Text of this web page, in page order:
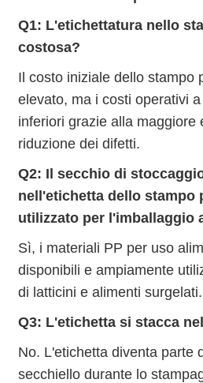
Q1: L'etichettatura nello
costosa?
Il costo iniziale dello stampo
elevato, ma i costi operativi
inferiori grazie alla maggiore
riduzione dei difetti.
Q2: Il secchio di
nell'etichetta dello stampo
utilizzato per l'imballaggio
Sì, i materiali PP per uso
disponibili e ampiamente
di latticini e alimenti surgelati.
Q3: L'etichetta si stacca
No. L'etichetta diventa parte
secchiello durante lo